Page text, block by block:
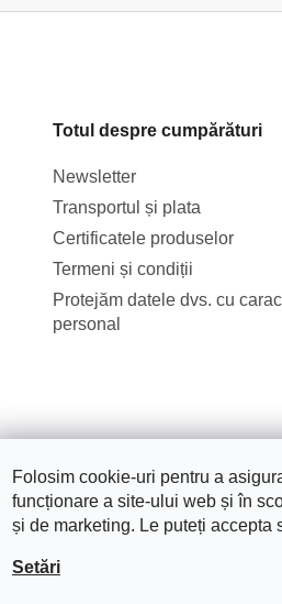
Folosim cookie-uri pentru a
funcționare a site-ului web și în
și de marketing. Le puteți accepta
Setări
Totul despre cumpărături
Newsletter
Transportul și plata
Certificatele produselor
Termeni și condiții
Protejăm datele dvs. cu
personal
Natura.